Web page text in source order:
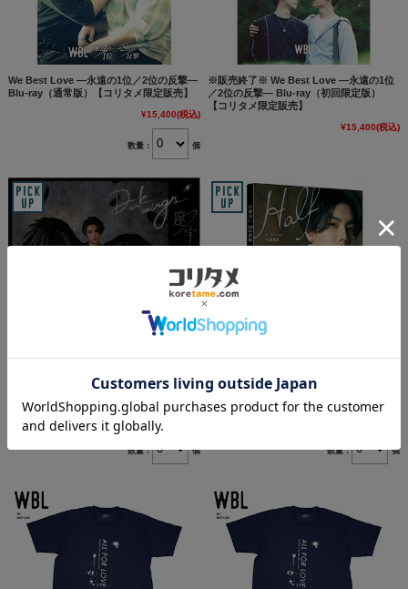
We Best Love ―永遠の1位／2位の反撃―
Blu-ray（通常版）【コリタメ限定販売】
¥15,400(税込)
数量： 個
※販売終了※ We Best Love ―永遠の1位
／2位の反撃― Blu-ray（初回限定版）
【コリタメ限定販売】
¥15,400(税込)
楊宇騰YU / 邃宇Dark wings CD（台湾
¥4,785
数量： 個
楊宇騰YU 1st寫真集：Half （通常版/台
数量： 個